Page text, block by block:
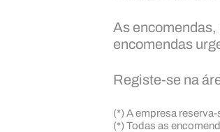
As encomendas,
encomendas
Registe-se na
(*) A empresa
(*) Todas as